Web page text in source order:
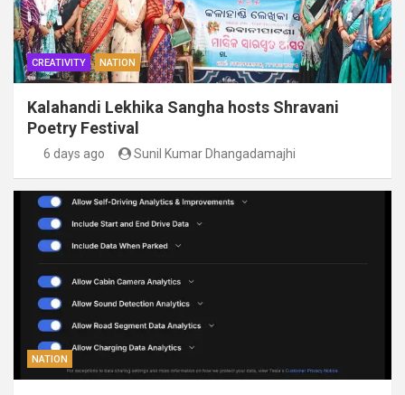
CREATIVITY NATION
Kalahandi Lekhika Sangha hosts Shravani
Poetry Festival
6 days ago Sunil Kumar Dhangadamajhi
NATION